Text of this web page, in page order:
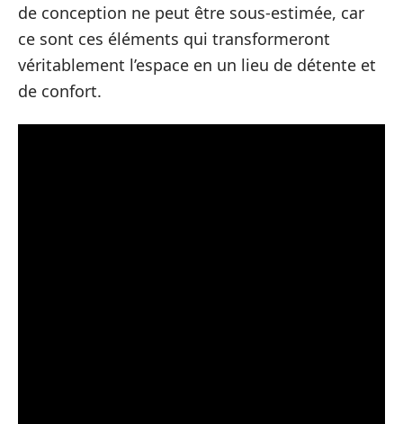
de conception ne peut être sous-estimée, car
ce sont ces éléments qui transformeront
véritablement l’espace en un lieu de détente et
de confort.